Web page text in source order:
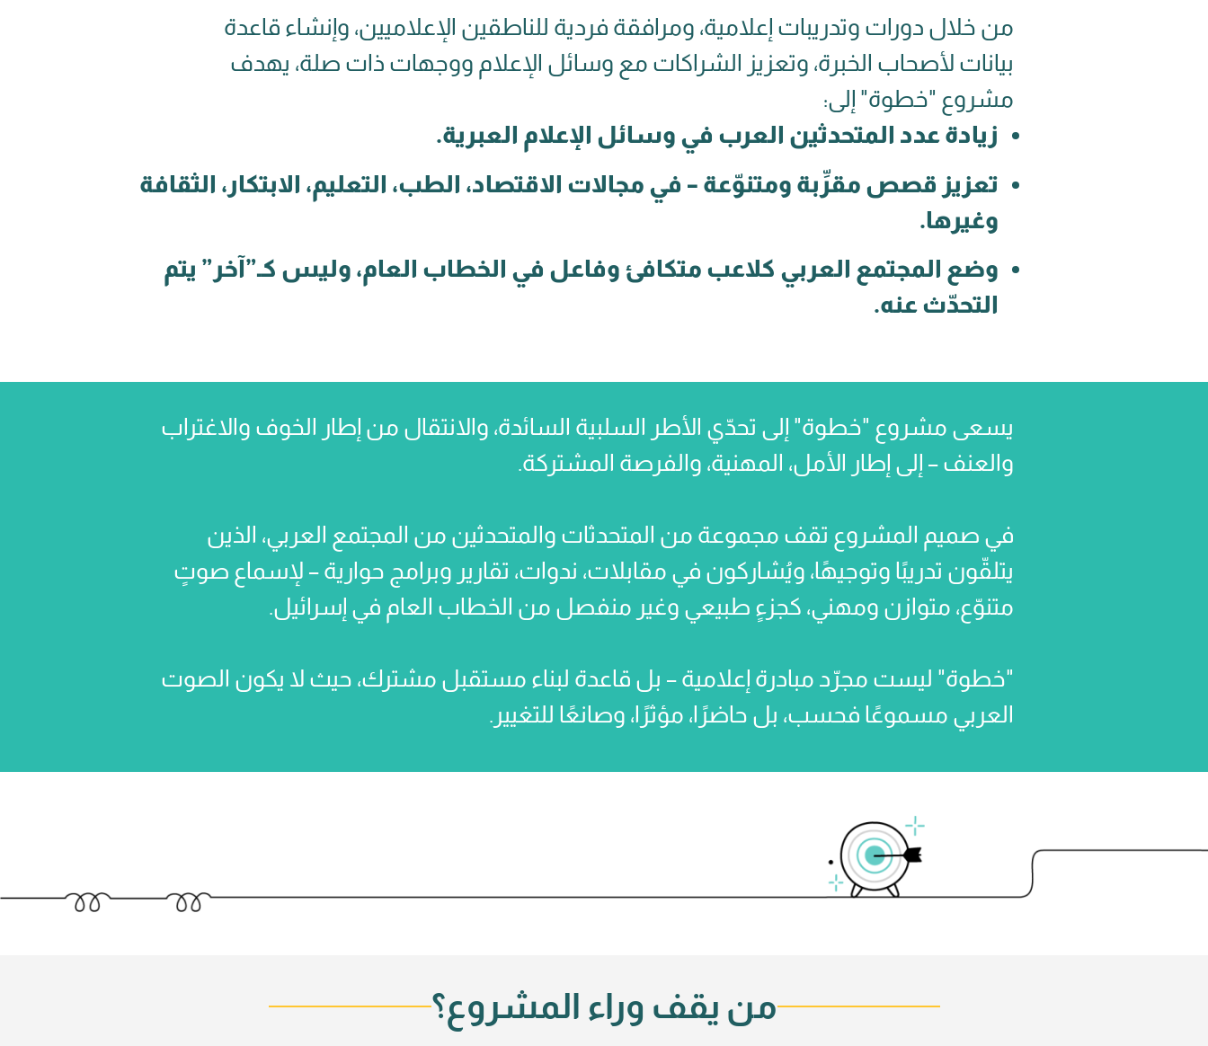
من خلال دورات وتدريبات إعلامية، ومرافقة فردية للناطقين الإعلاميين، وإنشاء قاعدة
بيانات لأصحاب الخبرة، وتعزيز الشراكات مع وسائل الإعلام ووجهات ذات صلة، يهدف
مشروع "خطوة" إلى:
زيادة عدد المتحدثين العرب في وسائل الإعلام العبرية.
تعزيز قصص مقرِّبة ومتنوّعة – في مجالات الاقتصاد، الطب، التعليم، الابتكار، الثقافة
وغيرها.
وضع المجتمع العربي كلاعب متكافئ وفاعل في الخطاب العام، وليس كـ”آخر” يتم
التحدّث عنه.
يسعى مشروع "خطوة" إلى تحدّي الأطر السلبية السائدة، والانتقال من إطار الخوف والاغتراب
والعنف – إلى إطار الأمل، المهنية، والفرصة المشتركة.
في صميم المشروع تقف مجموعة من المتحدثات والمتحدثين من المجتمع العربي، الذين
يتلقّون تدريبًا وتوجيهًا، ويُشاركون في مقابلات، ندوات، تقارير وبرامج حوارية – لإسماع صوتٍ
متنوّع، متوازن ومهني، كجزءٍ طبيعي وغير منفصل من الخطاب العام في إسرائيل.
"خطوة" ليست مجرّد مبادرة إعلامية – بل قاعدة لبناء مستقبل مشترك، حيث لا يكون الصوت
العربي مسموعًا فحسب، بل حاضرًا، مؤثرًا، وصانعًا للتغيير.
من يقف وراء المشروع؟